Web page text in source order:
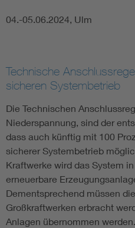
04.-05.06.2024, Ulm
Technische
sicheren Systembetrieb
Die Technischen
Niederspannung, sind der
dass auch künftig mit 100
sicherer Systembetrieb
Kraftwerke wird das System
erneuerbare
Dementsprechend müssen
Großkraftwerken erbracht
Anlagen übernommen